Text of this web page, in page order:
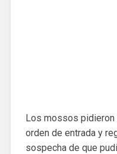
Los mossos pidieron
orden de entrada y
sospecha de que